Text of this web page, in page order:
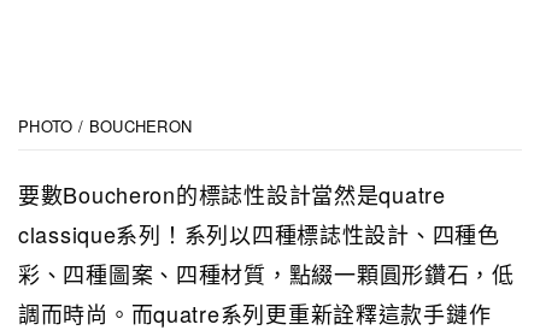
PHOTO / BOUCHERON
要數Boucheron的標誌性設計當然是quatre
classique系列！系列以四種標誌性設計、四種色
彩、四種圖案、四種材質，點綴一顆圓形鑽石，低
調而時尚。而quatre系列更重新詮釋這款手鏈作